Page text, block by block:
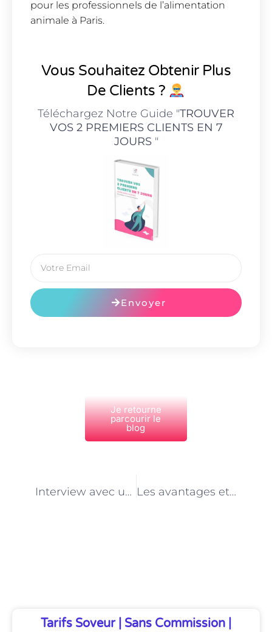
pour les professionnels de l’alimentation
animale à Paris.
Vous Souhaitez Obtenir Plus
De Clients ?
Téléchargez Notre Guide "TROUVER
VOS 2 PREMIERS CLIENTS EN 7
JOURS"
Envoyer
Je retourne
parcourir le
blog
Interview avec un spécialiste de l’alimentation animale à Paris : Perspectives et conseils Les avantages et les défis d’une carrière de spécialiste de l’alimentation animale à Paris
Tarifs Soveur | Sans Commission |